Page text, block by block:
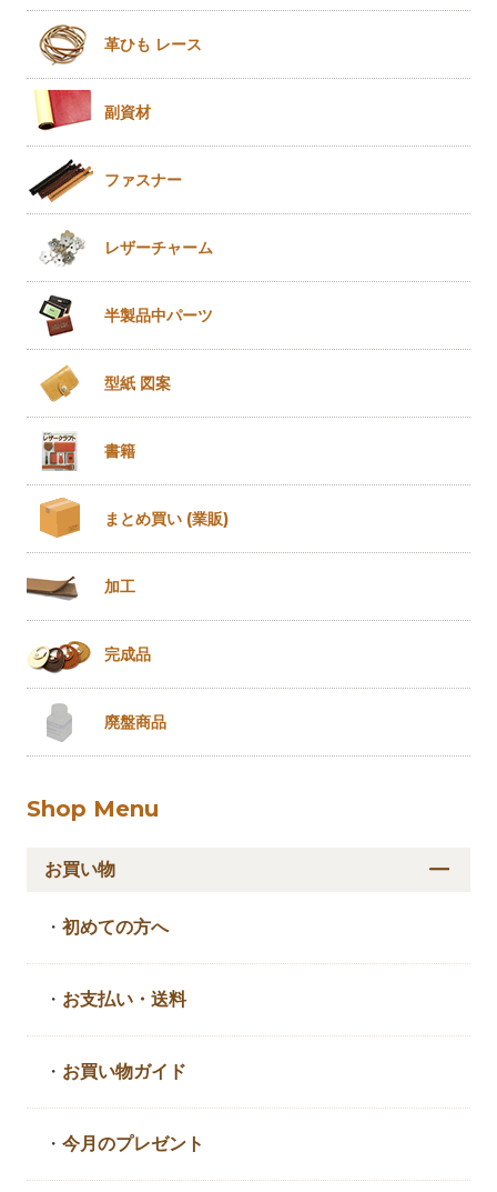
革ひも レース
副資材
ファスナー
レザーチャーム
半製品中パーツ
型紙 図案
書籍
まとめ買い (業販)
加工
完成品
廃盤商品
Shop Menu
お買い物
・初めての方へ
・ お支払い・送料
・ お買い物ガイド
・今月のプレゼント